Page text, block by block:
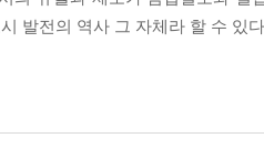
발전의 역사 그 자체라 할 수 있